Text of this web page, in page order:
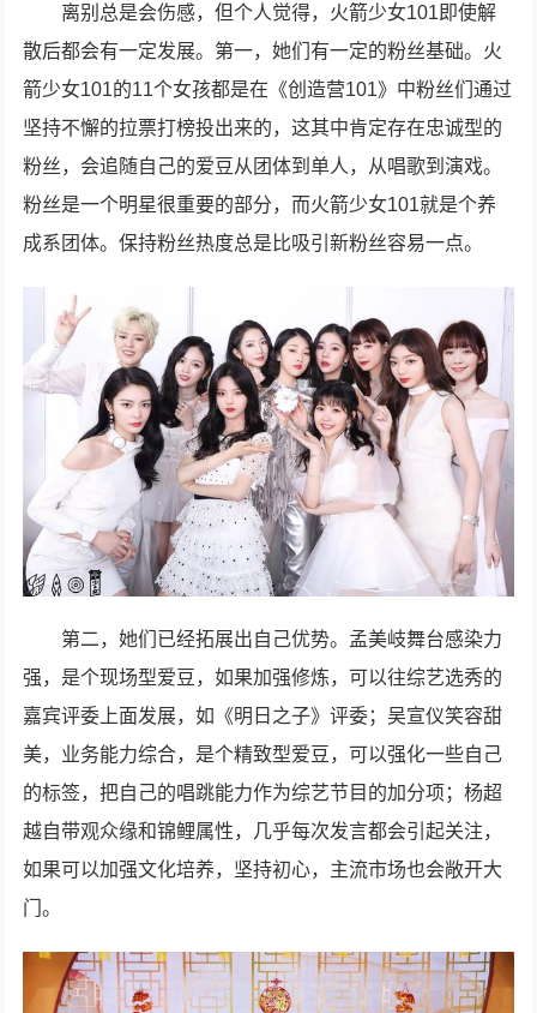
离别总是会伤感，但个人觉得，火箭少女101即使解
散后都会有一定发展。第一，她们有一定的粉丝基础。火
箭少女101的11个女孩都是在《创造营101》中粉丝们通过
坚持不懈的拉票打榜投出来的，这其中肯定存在忠诚型的
粉丝，会追随自己的爱豆从团体到单人，从唱歌到演戏。
粉丝是一个明星很重要的部分，而火箭少女101就是个养
成系团体。保持粉丝热度总是比吸引新粉丝容易一点。
第二，她们已经拓展出自己优势。孟美岐舞台感染力
强，是个现场型爱豆，如果加强修炼，可以往综艺选秀的
嘉宾评委上面发展，如《明日之子》评委；吴宣仪笑容甜
美，业务能力综合，是个精致型爱豆，可以强化一些自己
的标签，把自己的唱跳能力作为综艺节目的加分项；杨超
越自带观众缘和锦鲤属性，几乎每次发言都会引起关注，
如果可以加强文化培养，坚持初心，主流市场也会敞开大
门。